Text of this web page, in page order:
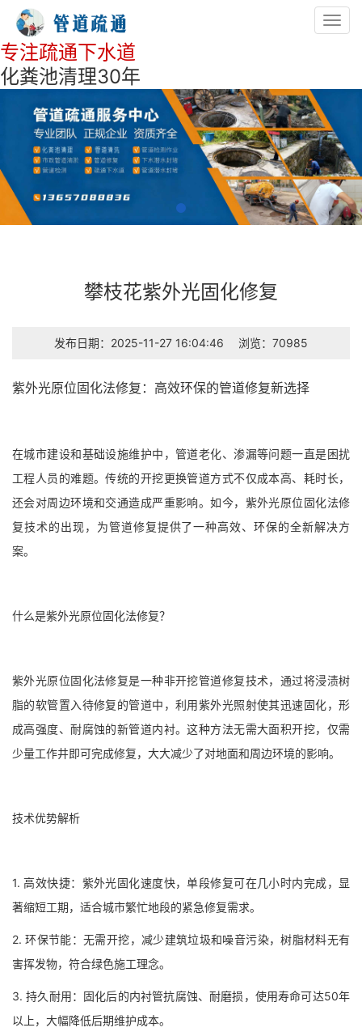
专注疏通下水道
化粪池清理30年
攀枝花紫外光固化修复
发布日期：2025-11-27 16:04:46 浏览：70985
紫外光原位固化法修复：高效环保的管道修复新选择
在城市建设和基础设施维护中，管道老化、渗漏等问题一直是困扰
工程人员的难题。传统的开挖更换管道方式不仅成本高、耗时长，
还会对周边环境和交通造成严重影响。如今，紫外光原位固化法修
复技术的出现，为管道修复提供了一种高效、环保的全新解决方
案。
什么是紫外光原位固化法修复？
紫外光原位固化法修复是一种非开挖管道修复技术，通过将浸渍树
脂的软管置入待修复的管道中，利用紫外光照射使其迅速固化，形
成高强度、耐腐蚀的新管道内衬。这种方法无需大面积开挖，仅需
少量工作井即可完成修复，大大减少了对地面和周边环境的影响。
技术优势解析
1. 高效快捷：紫外光固化速度快，单段修复可在几小时内完成，显
著缩短工期，适合城市繁忙地段的紧急修复需求。
2. 环保节能：无需开挖，减少建筑垃圾和噪音污染，树脂材料无有
害挥发物，符合绿色施工理念。
3. 持久耐用：固化后的内衬管抗腐蚀、耐磨损，使用寿命可达50年
以上，大幅降低后期维护成本。